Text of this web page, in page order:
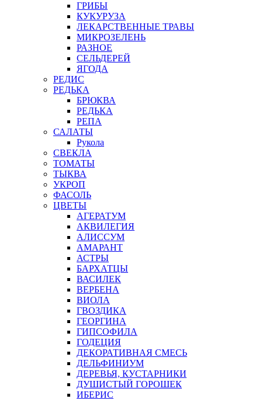
ГРИБЫ
КУКУРУЗА
ЛЕКАРСТВЕННЫЕ ТРАВЫ
МИКРОЗЕЛЕНЬ
РАЗНОЕ
СЕЛЬДЕРЕЙ
ЯГОДА
РЕДИС
РЕДЬКА
БРЮКВА
РЕДЬКА
РЕПА
САЛАТЫ
Рукола
СВЕКЛА
ТОМАТЫ
ТЫКВА
УКРОП
ФАСОЛЬ
ЦВЕТЫ
АГЕРАТУМ
АКВИЛЕГИЯ
АЛИССУМ
АМАРАНТ
АСТРЫ
БАРХАТЦЫ
ВАСИЛЕК
ВЕРБЕНА
ВИОЛА
ГВОЗДИКА
ГЕОРГИНА
ГИПСОФИЛА
ГОДЕЦИЯ
ДЕКОРАТИВНАЯ СМЕСЬ
ДЕЛЬФИНИУМ
ДЕРЕВЬЯ, КУСТАРНИКИ
ДУШИСТЫЙ ГОРОШЕК
ИБЕРИС